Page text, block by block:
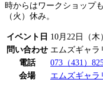
時からはワークショップ
（火）休み。
イベント日 10月22日（木
問い合わせ エムズギャラ
電話
073（431）
会場
エムズギャラ